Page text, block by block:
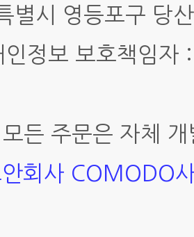
별시 영등포구 당
정보 보호책임
든 주문은 자체
회사 COMODO